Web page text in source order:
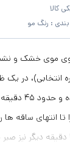
کالا
: رنگ مو
موی خشک و
انتخابی)، در
رنگ را به ریشه ها زده و